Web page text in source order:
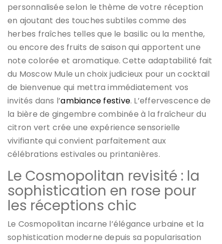
personnalisée selon le thème de votre réception
en ajoutant des touches subtiles comme des
herbes fraîches telles que le basilic ou la menthe,
ou encore des fruits de saison qui apportent une
note colorée et aromatique. Cette adaptabilité fait
du Moscow Mule un choix judicieux pour un cocktail
de bienvenue qui mettra immédiatement vos
invités dans l’ambiance festive. L’effervescence de
la bière de gingembre combinée à la fraîcheur du
citron vert crée une expérience sensorielle
vivifiante qui convient parfaitement aux
célébrations estivales ou printanières.
Le Cosmopolitan revisité : la
sophistication en rose pour
les réceptions chic
Le Cosmopolitan incarne l’élégance urbaine et la
sophistication moderne depuis sa popularisation